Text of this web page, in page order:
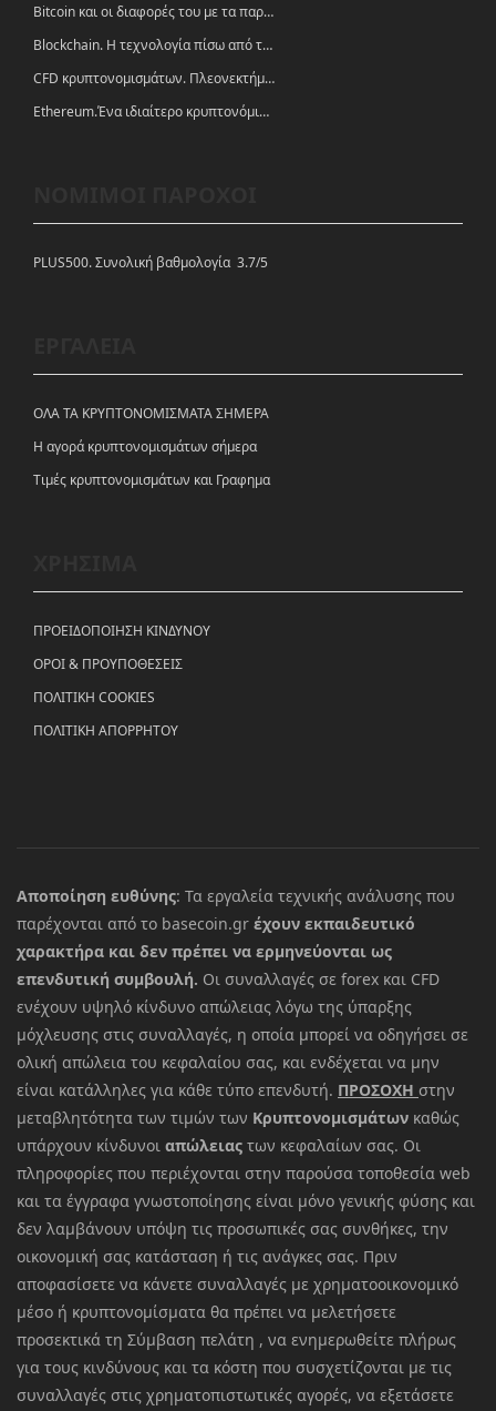
Bitcoin και οι διαφορές του με τα παραδοσιακά νομίσματα
Blockchain. Η τεχνολογία πίσω από τα κρυπτονομίσματα
CFD κρυπτονομισμάτων. Πλεονεκτήματα και ευκαιρίες
Ethereum.Ένα ιδιαίτερο κρυπτονόμισμα-πλατφόρμα
PLUS500. Συνολική βαθμολογία 3.7/5
ΟΛΑ ΤΑ ΚΡΥΠΤΟΝΟΜΙΣΜΑΤΑ ΣΗΜΕΡΑ
Η αγορά κρυπτονομισμάτων σήμερα
Tιμές κρυπτονομισμάτων και Γραφημα
ΠΡΟΕΙΔΟΠΟΙΗΣΗ ΚΙΝΔΥΝΟΥ
ΟΡΟΙ & ΠΡΟΥΠΟΘΕΣΕΙΣ
ΠΟΛΙΤΙΚΗ COOKIES
ΠΟΛΙΤΙΚΗ ΑΠΟΡΡΗΤΟΥ
Αποποίηση ευθύνης: Τα εργαλεία τεχνικής ανάλυσης που
παρέχονται από το basecoin.gr έχουν εκπαιδευτικό
χαρακτήρα και δεν πρέπει να ερμηνεύονται ως
επενδυτική συμβουλή. Οι συναλλαγές σε forex και CFD
ενέχουν υψηλό κίνδυνο απώλειας λόγω της ύπαρξης
μόχλευσης στις συναλλαγές, η οποία μπορεί να οδηγήσει σε
ολική απώλεια του κεφαλαίου σας, και ενδέχεται να μην
είναι κατάλληλες για κάθε τύπο επενδυτή. ΠΡΟΣΟΧΗ στην
μεταβλητότητα των τιμών των Κρυπτονομισμάτων καθώς
υπάρχουν κίνδυνοι απώλειας των κεφαλαίων σας. Οι
πληροφορίες που περιέχονται στην παρούσα τοποθεσία web
και τα έγγραφα γνωστοποίησης είναι μόνο γενικής φύσης και
δεν λαμβάνουν υπόψη τις προσωπικές σας συνθήκες, την
οικονομική σας κατάσταση ή τις ανάγκες σας. Πριν
αποφασίσετε να κάνετε συναλλαγές με χρηματοοικονομικό
μέσο ή κρυπτονομίσματα θα πρέπει να μελετήσετε
προσεκτικά τη Σύμβαση πελάτη , να ενημερωθείτε πλήρως
για τους κινδύνους και τα κόστη που συσχετίζονται με τις
συναλλαγές στις χρηματοπιστωτικές αγορές, να εξετάσετε